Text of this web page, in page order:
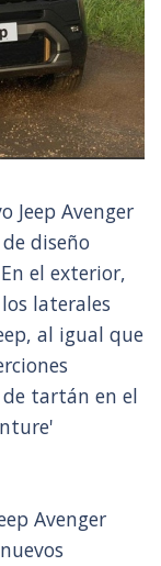
Jeep Avenger
diseño
el exterior,
laterales
al igual que
tartán en el
Avenger